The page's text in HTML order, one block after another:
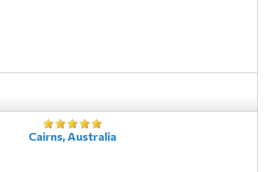
Cairns, Australia